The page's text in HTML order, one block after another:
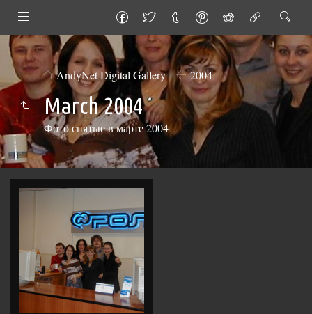
AndyNet Digital Gallery 2004
March 2004
Фото снятые в марте 2004